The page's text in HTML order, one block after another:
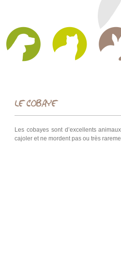
LE COBAYE
Les cobayes sont d’excellents
cajoler et ne mordent pas ou très